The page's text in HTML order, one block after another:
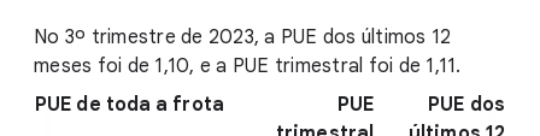
No 3º trimestre de 2023, a PUE dos últimos 12
meses foi de 1,10, e a PUE trimestral foi de 1,11.
PUE de toda a frota
PUE
PUE dos